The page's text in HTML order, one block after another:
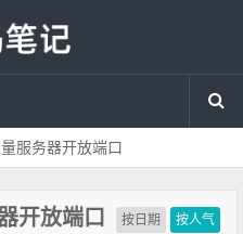
服务器开放端口
按日期 按人气
开放端口